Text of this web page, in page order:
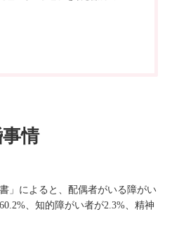
情
」によると、配偶者がいる障がい
、知的障がい者が2.3%、精神